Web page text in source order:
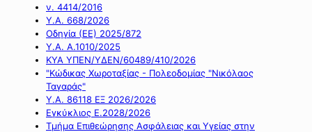
ν. 4414/2016
Y.A. 668/2026
Οδηγία (ΕΕ) 2025/872
Υ.Α. Α.1010/2025
ΚΥΑ ΥΠΕΝ/ΥΔΕΝ/60489/410/2026
"Κώδικας Χωροταξίας - Πολεοδομίας "Νικόλαος
Ταγαράς"
Υ.Α. 86118 ΕΞ 2026/2026
Εγκύκλιος Ε.2028/2026
Τμήμα Επιθεώρησης Ασφάλειας και Υγείας στην